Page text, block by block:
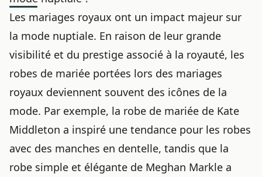
Les mariages royaux ont un impact majeur sur
la mode nuptiale. En raison de leur grande
visibilité et du prestige associé à la royauté, les
robes de mariée portées lors des mariages
royaux deviennent souvent des icônes de la
mode. Par exemple, la robe de mariée de Kate
Middleton a inspiré une tendance pour les robes
avec des manches en dentelle, tandis que la
robe simple et élégante de Meghan Markle a